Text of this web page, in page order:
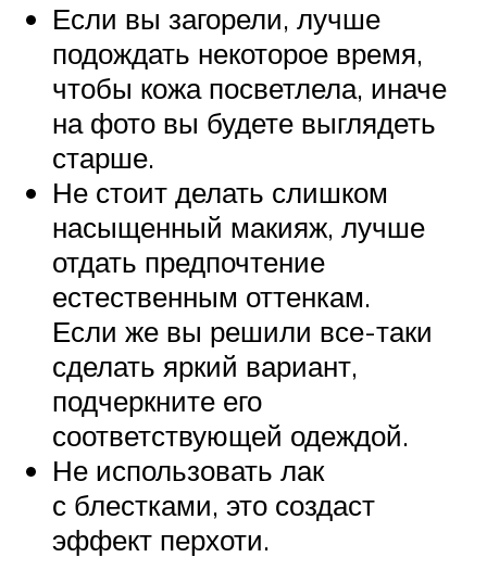
Если вы загорели, лучше
подождать некоторое время,
чтобы кожа посветлела, иначе
на фото вы будете выглядеть
старше.
Не стоит делать слишком
насыщенный макияж, лучше
отдать предпочтение
естественным оттенкам.
Если же вы решили все-таки
сделать яркий вариант,
подчеркните его
соответствующей одеждой.
Не использовать лак
с блестками, это создаст
эффект перхоти.